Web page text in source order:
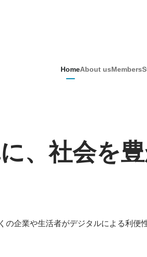
HomeAbout usMembers
、社会を
の企業や生活者がデジタルによる利便